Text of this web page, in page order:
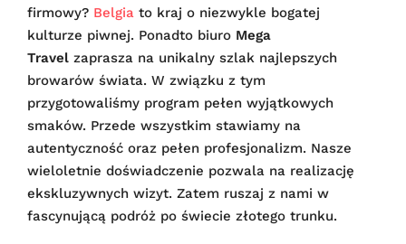
firmowy? Belgia to kraj o niezwykle bogatej
kulturze piwnej. Ponadto biuro Mega
Travel zaprasza na unikalny szlak najlepszych
browarów świata. W związku z tym
przygotowaliśmy program pełen wyjątkowych
smaków. Przede wszystkim stawiamy na
autentyczność oraz pełen profesjonalizm. Nasze
wieloletnie doświadczenie pozwala na realizację
ekskluzywnych wizyt. Zatem ruszaj z nami w
fascynującą podróż po świecie złotego trunku.